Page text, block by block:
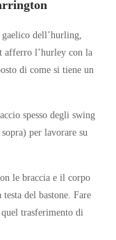
dell’hurling,
afferro l’hurley con la
di come si tiene un
spesso degli swing
per lavorare su
le braccia e il corpo
del bastone. Fare
trasferimento di